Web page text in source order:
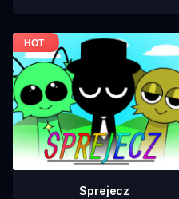
Sprejecz